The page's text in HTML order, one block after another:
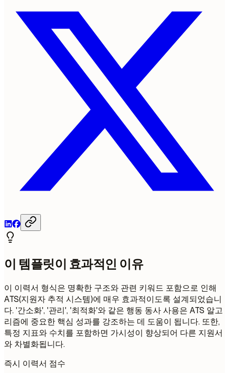
이 템플릿이 효과적인 이유
이 이력서 형식은 명확한 구조와 관련 키워드 포함으로 인해
ATS(지원자 추적 시스템)에 매우 효과적이도록 설계되었습니
다. '간소화', '관리', '최적화'와 같은 행동 동사 사용은 ATS 알고
리즘에 중요한 핵심 성과를 강조하는 데 도움이 됩니다. 또한,
특정 지표와 수치를 포함하면 가시성이 향상되어 다른 지원서
와 차별화됩니다.
즉시 이력서 점수